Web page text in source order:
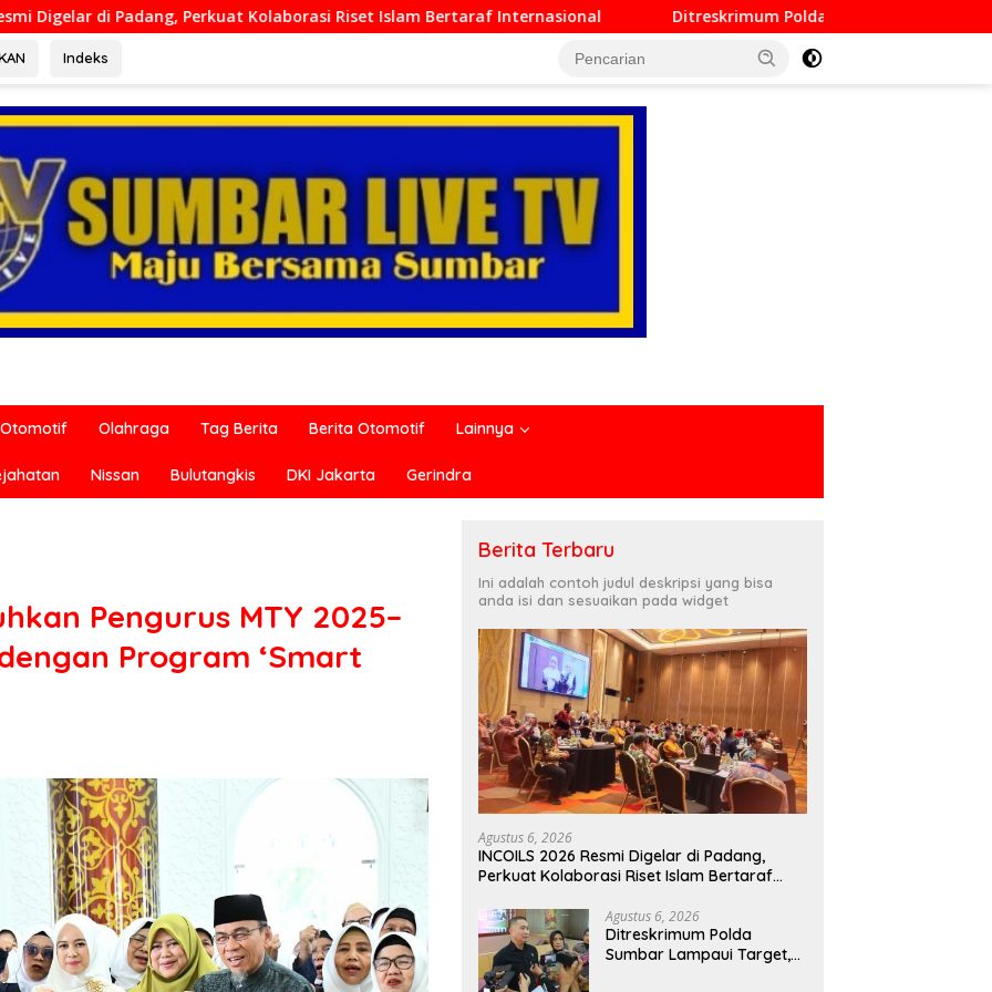
Kolaborasi Riset Islam Bertaraf Internasional Ditreskrimum Polda Sumbar Lampaui Target, Operasi Pekat dan
Indeks
Otomotif Olahraga Tag Berita Berita Otomotif Lainnya
Nissan Bulutangkis DKI Jakarta Gerindra
Pengurus MTY 2025–
Program ‘Smart
Berita Terbaru
Ini adalah contoh judul deskripsi yang bisa
anda isi dan sesuaikan pada widget
Agustus 6, 2026
INCOILS 2026 Resmi Digelar di Padang,
Perkuat Kolaborasi Riset Islam Bertaraf
Agustus 6, 2026
Ditreskrimum Polda
Sumbar Lampaui Target,